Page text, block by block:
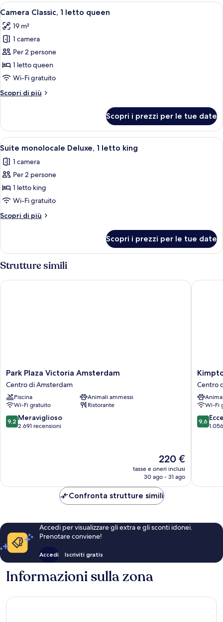
letto
Apri
tutte
le
foto
per
Camera
Classic,
letto
Una camera d'albergo con un letto,
6
Camera Classic, 1 letto queen
19 m²
1 camera
Per 2 persone
1 letto queen
Wi-Fi gratuito
Scopri di più
Altri
Classic,
letto
Scopri i prezzi per le tue date
Apri
tutte
le
foto
per
Suite
monolocale
Deluxe,
letto
king
Camera d'albergo moderna con
5
Suite monolocale Deluxe, 1 letto king
1 camera
Per 2 persone
1 letto king
Wi-Fi gratuito
Scopri di più
Altri
monolocale
1
king
Scopri i prezzi per le tue date
Strutture simili
Park
Plaza
Victoria
Amsterdam
Centro
di
Amsterdam
Park Plaza Victoria Amsterdam
Centro di Amsterdam
Piscina
Animali ammessi
Wi-Fi gratuito
Ristorante
9.2
su
9,2 Meraviglioso
2.691 recensioni
Il
prezzo
attuale
220 €
220 €
tasse e oneri inclusi
30 ago - 31 ago
Park Plaza Victoria Amsterdam
Kimpton
De
Witt
by
IHG
Centro
Centro
Wi-Fi
9.6
su
9,6
Confronta strutture simili
Accedi per visualizzare gli extra e gli sconti idonei.
Prenotare conviene!
Accedi Iscriviti gratis
Informazioni sulla zona